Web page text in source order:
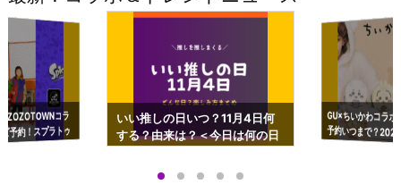
コラ
予約！スプラトゥ
ップも渋谷Hz
いい推しの日いつ？11月4日何
する？由来は？＜今日は何の日
GU×ちいかわコラ
予約いつまで？
ーチやショルダー